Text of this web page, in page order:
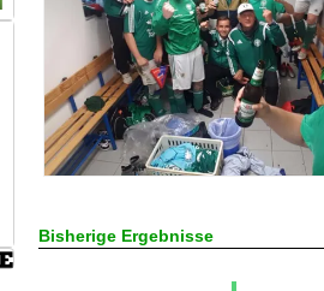
Bisherige Ergebnisse